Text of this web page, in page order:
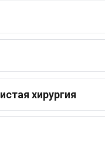
хирургия